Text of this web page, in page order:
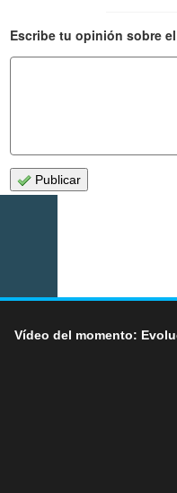
Escribe tu opinión sobre
Publicar
Vídeo del momento: